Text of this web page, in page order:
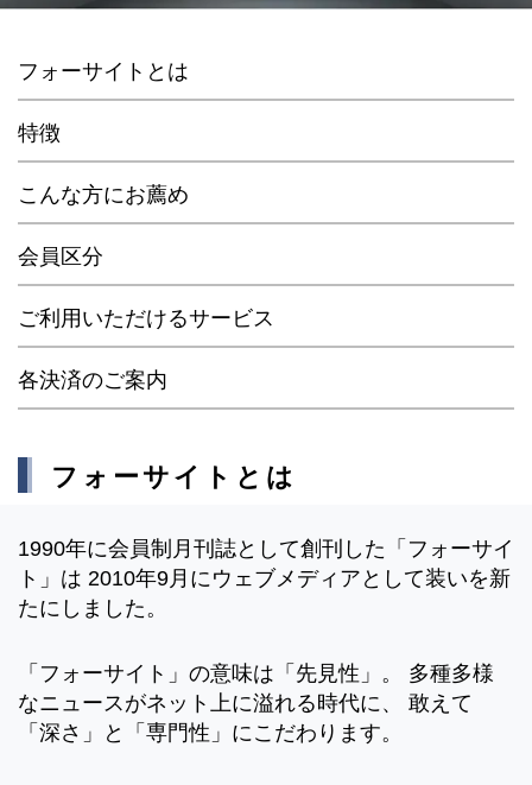
フォーサイトとは
特徴
こんな方にお薦め
会員区分
ご利用いただけるサービス
各決済のご案内
フォーサイトとは
1990年に会員制月刊誌として創刊した「フォーサイ
ト」は 2010年9月にウェブメディアとして装いを新
たにしました。
「フォーサイト」の意味は「先見性」。 多種多様
なニュースがネット上に溢れる時代に、 敢えて
「深さ」と「専門性」にこだわります。